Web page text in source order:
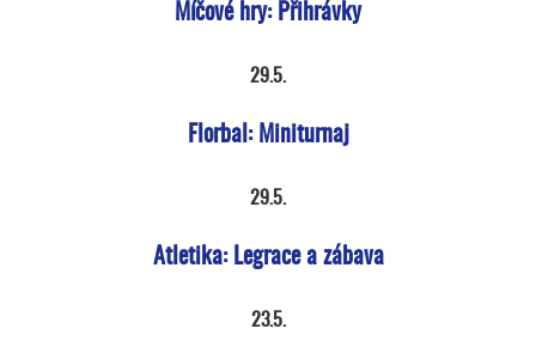
Míčové hry: Přihrávky
29.5.
Florbal: Miniturnaj
29.5.
Atletika: Legrace a zábava
23.5.